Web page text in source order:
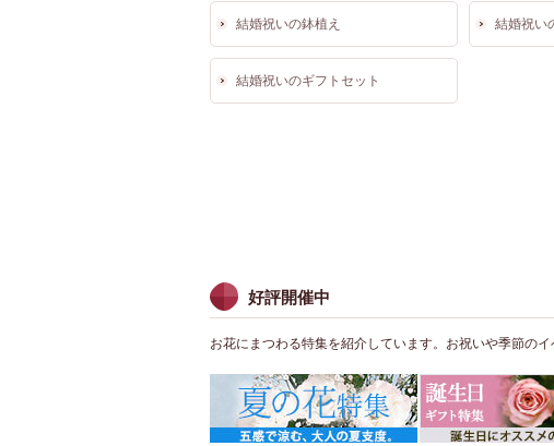
結婚祝いの鉢植え 結婚祝い
結婚祝いのギフトセット
好評開催中
お花にまつわる特集を紹介しています。お祝いや季節の